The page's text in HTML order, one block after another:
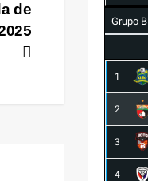
de
Grupo B
1
2
3
4